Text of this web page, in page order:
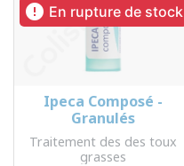
 En rupture de stock
Ipeca Composé -
Granulés
Traitement des des toux
grasses